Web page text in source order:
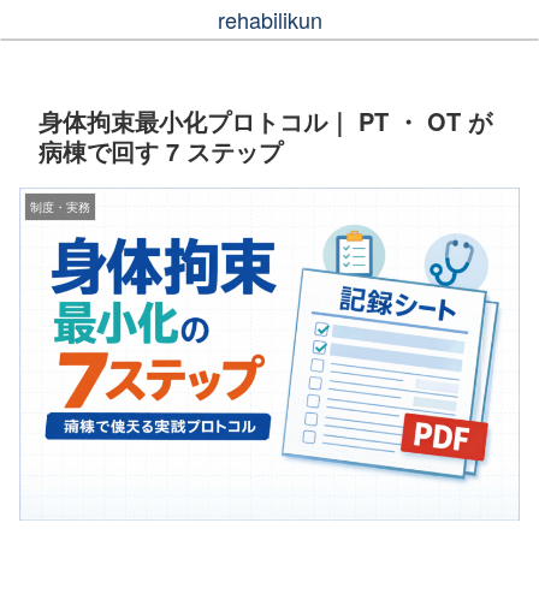
rehabilikun
身体拘束最小化プロトコル｜ PT ・ OT が
病棟で回す 7 ステップ
制度・実務